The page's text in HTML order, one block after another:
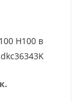
H100 в